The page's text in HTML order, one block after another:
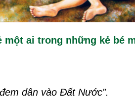
ai trong những kẻ bé
dân vào Ðất Nước”.